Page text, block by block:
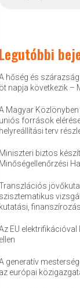
Legutóbbi
hőség és
öt napja következik –
Magyar
uniós források
helyreállítási terv
Miniszteri biztos
Minőségellenőrzési
szisztematikus
kutatási,
EU
ellen
generatív
az európai